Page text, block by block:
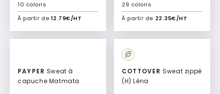
À partir de 12.79€/HT
10 coloris
Ajouter à mon devis
À partir de 22.35€/HT
29 coloris
Ajouter à mon devis
PAYPER
capuche Matmata
COTTOVER Sweat zippé
(H) Léna